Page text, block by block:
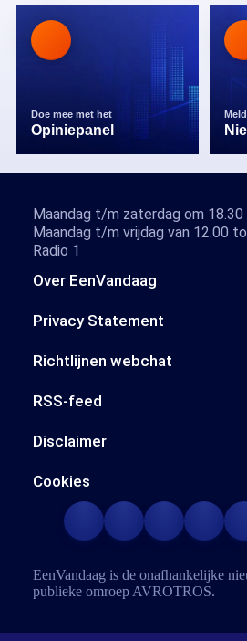
Doe mee met het
Opiniepanel
Over EenVandaag
Privacy Statement
Richtlijnen webchat
RSS-feed
Disclaimer
Cookies
Maandag t/m zaterdag om 18.30
Maandag t/m vrijdag van 12.00
Radio 1
EenVandaag is de onafhankelijke
publieke omroep AVROTROS.